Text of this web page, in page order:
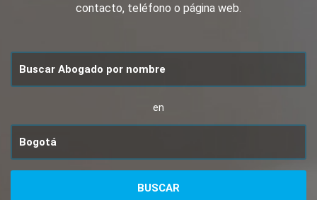
contacto, teléfono o página web.
en